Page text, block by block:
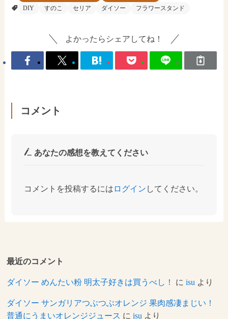
DIY
すのこ セリア ダイソー フラワースタンド
よかったらシェアしてね！
コメント
あなたの感想を教えてください
コメントを投稿するには ログイン してください。
最近のコメント
ダイソー めんたい粉 明太子好きは買うべし！ にisu より
ダイソー サンガリアつぶつぶオレンジ 果肉感凄まじい！
普通にうまいオレンジジュース にisu より